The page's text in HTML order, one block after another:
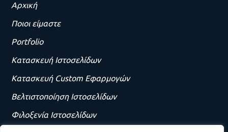
Αρχική
Ποιοι είμαστε
Portfolio
Κατασκευή Ιστοσελίδων
Κατασκευή Custom Εφαρμογών
Βελτιστοποίηση Ιστοσελίδων
Φιλοξενία Ιστοσελίδων